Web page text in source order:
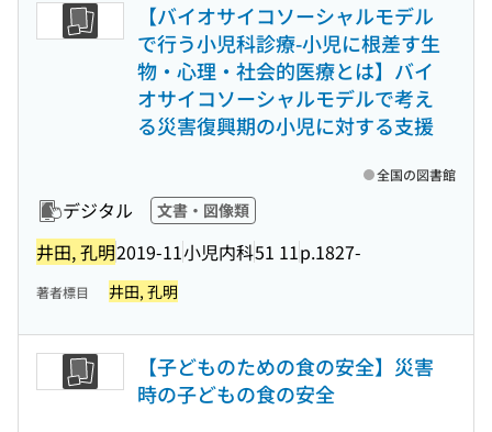
【バイオサイコソーシャルモデル
で行う小児科診療-小児に根差す生
物・心理・社会的医療とは】バイ
オサイコソーシャルモデルで考え
る災害復興期の小児に対する支援
デジタル 文書・図像類
井田, 孔明2019-11小児内科51 11p.1827-
全国の図書館
著者標目 井田, 孔明
【子どものための食の安全】災害
時の子どもの食の安全